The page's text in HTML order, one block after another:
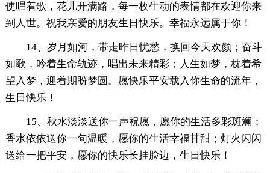
使唱着歌，花儿开满路，每一枚生动的表情都在欢迎你来
到人世。祝我亲爱的朋友生日快乐。幸福永远属于你！
14、岁月如河，带走昨日忧愁，换回今天欢颜；奋斗
如歌，吟着生命轨迹，唱出未来精彩；人生如梦，枕着希
望入梦，迎着期盼梦圆。愿快乐平安载入你生命的流年，
生日快乐！
15、秋水淡淡送你一声祝愿，愿你的生活多彩斑斓；
香水依依送你一句温暖，愿你的生活幸福甘甜；灯火闪闪
送给一把平安，愿你的快乐长挂脸边，生日快乐！